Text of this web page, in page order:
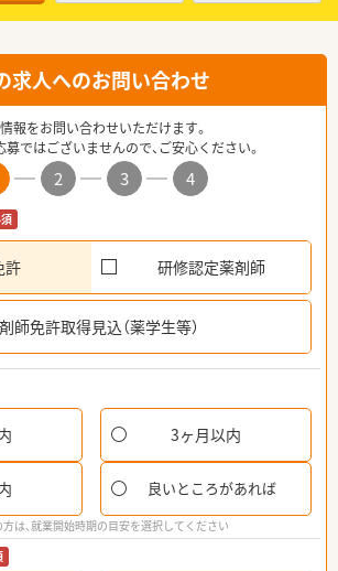
求人へのお問い合わせ
報をお問い合わせいただけます。
ではございませんので、ご安心ください。
2 3
4
許 研修認定薬剤師
師免許取得見込（薬学生等）
3ヶ月以内
良いところがあれば
は、就業開始時期の目安を選択してください